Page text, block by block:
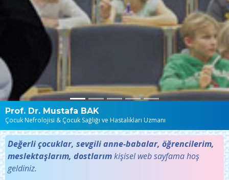
Prof. Dr. Mustafa BAK
Çocuk Nefrolojisi & Çocuk Sağlığı ve Hastalıkları Uzmanı
Değerli çocuklar, sevgili anne-babalar, öğrencilerim,
meslektaşlarım, dostlarımkişisel web sayfama hoş
geldiniz.